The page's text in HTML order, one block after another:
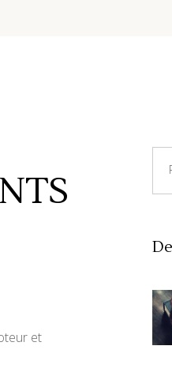
et
for: